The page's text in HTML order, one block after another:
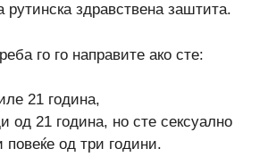
рутинска здравствена заштита.
го го направите ако сте:
21 година,
од 21 година, но сте сексуално
повеќе од три години.